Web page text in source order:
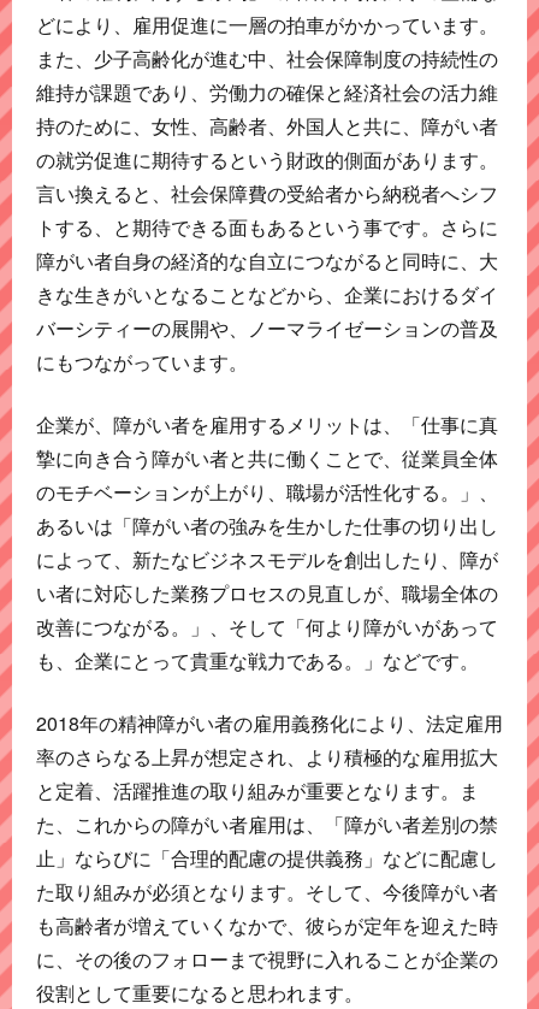
どにより、雇用促進に一層の拍車がかかっています。
また、少子高齢化が進む中、社会保障制度の持続性の
維持が課題であり、労働力の確保と経済社会の活力維
持のために、女性、高齢者、外国人と共に、障がい者
の就労促進に期待するという財政的側面があります。
言い換えると、社会保障費の受給者から納税者へシフ
トする、と期待できる面もあるという事です。さらに
障がい者自身の経済的な自立につながると同時に、大
きな生きがいとなることなどから、企業におけるダイ
バーシティーの展開や、ノーマライゼーションの普及
にもつながっています。
企業が、障がい者を雇用するメリットは、「仕事に真
摯に向き合う障がい者と共に働くことで、従業員全体
のモチベーションが上がり、職場が活性化する。」、
あるいは「障がい者の強みを生かした仕事の切り出し
によって、新たなビジネスモデルを創出したり、障が
い者に対応した業務プロセスの見直しが、職場全体の
改善につながる。」、そして「何より障がいがあって
も、企業にとって貴重な戦力である。」などです。
2018年の精神障がい者の雇用義務化により、法定雇用
率のさらなる上昇が想定され、より積極的な雇用拡大
と定着、活躍推進の取り組みが重要となります。ま
た、これからの障がい者雇用は、「障がい者差別の禁
止」ならびに「合理的配慮の提供義務」などに配慮し
た取り組みが必須となります。そして、今後障がい者
も高齢者が増えていくなかで、彼らが定年を迎えた時
に、その後のフォローまで視野に入れることが企業の
役割として重要になると思われます。